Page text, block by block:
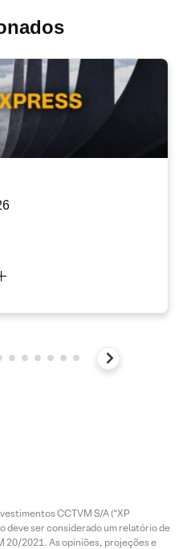
CCTVM S/A (“XP
deve ser considerado um relatório de
20/2021. As opiniões, projeções e